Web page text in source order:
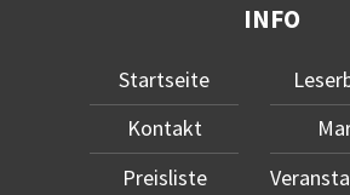
INFO
Startseite
Kontakt
Preisliste